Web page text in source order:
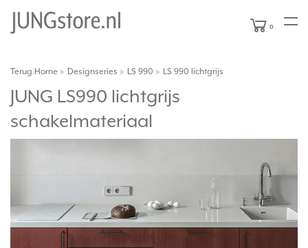
0
Terug Home Designseries LS 990 LS 990 lichtgrijs
JUNG LS990 lichtgrijs
schakelmateriaal